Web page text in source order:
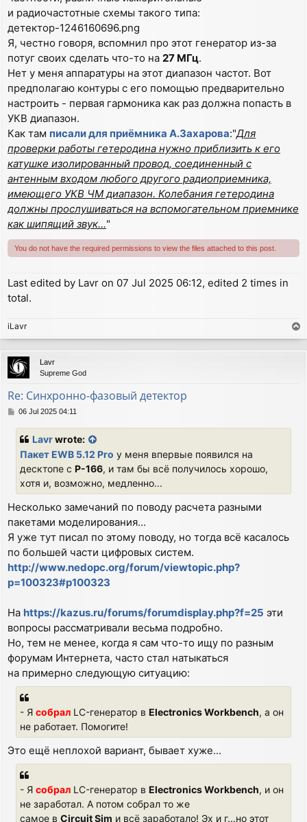
и радиочастотные схемы такого типа:
детектор-1246160696.png
Я, честно говоря, вспомнил про этот генератор из-за
потуг своих сделать что-то на 27 МГц.
Нет у меня аппаратуры на этот диапазон частот. Вот
предполагаю контуры с его помощью предварительно
настроить - первая гармоника как раз должна попасть в
УКВ диапазон.
Как там писали для приёмника А.Захарова:"Для
проверки работы гетеродина нужно приблизить к его
катушке изолированный провод, соединенный с
антенным входом любого другого радиоприемника,
имеющего УКВ ЧМ диапазон. Колебания гетеродина
должны прослушиваться на вспомогательном приемнике
как шипящий звук..."
You do not have the required permissions to view the files attached to this post.
Last edited by Lavr on 07 Jul 2025 06:12, edited 2 times in
total.
iLavr
o
p
Lavr
Supreme God
Re: Синхронно-фазовый детектор
P06 Jul 2025 04:11
Lavrwrote:
Пакет EWB 5.12 Pro у меня впервые появился на
десктопе с P-166, и там бы всё получилось хорошо,
хотя и, возможно, медленно...
Несколько замечаний по поводу расчета разными
пакетами моделирования...
Я уже тут писал по этому поводу, но тогда всё касалось
по большей части цифровых систем.
http://www.nedopc.org/forum/viewtopic.php?
p=100323#p100323
На https://kazus.ru/forums/forumdisplay.php?f=25 эти
вопросы рассматривали весьма подробно.
Но, тем не менее, когда я сам что-то ищу по разным
форумам Интернета, часто стал натыкаться
на примерно следующую ситуацию:
- Я собрал LC-генератор в Electronics Workbench, а он
не работает. Помогите!
Это ещё неплохой вариант, бывает хуже...
- Я собрал LC-генератор в Electronics Workbench, и он
не заработал. А потом собрал то же
самое в Circuit Sim и всё заработало! Эх и г...но этот